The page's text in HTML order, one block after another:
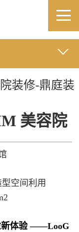
装修-鼎庭装
美容院
空间利用
新体验 ——LooG